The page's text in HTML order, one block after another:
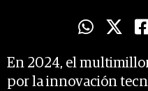
En 2024, el
por la innovación